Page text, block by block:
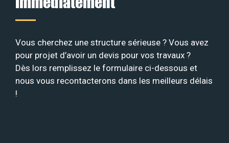
Vous cherchez une structure sérieuse ? Vous avez
pour projet d’avoir un devis pour vos travaux ?
Dès lors remplissez le formulaire ci-dessous et
nous vous recontacterons dans les meilleurs délais
!